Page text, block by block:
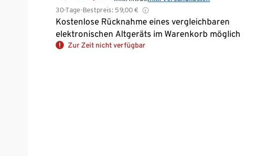
30-Tage-Bestpreis: 59,00 €
Kostenlose Rücknahme eines vergleichbaren
elektronischen Altgeräts im Warenkorb möglich
Zur Zeit nicht verfügbar